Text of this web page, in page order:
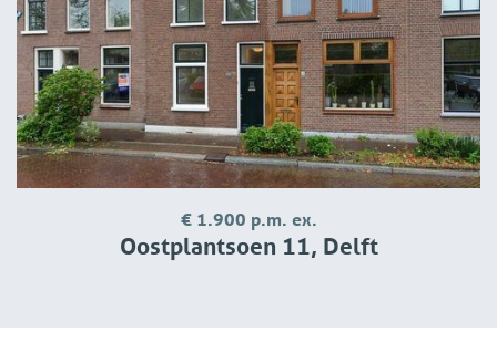
€ 1.900 p.m. ex.
Oostplantsoen 11, Delft